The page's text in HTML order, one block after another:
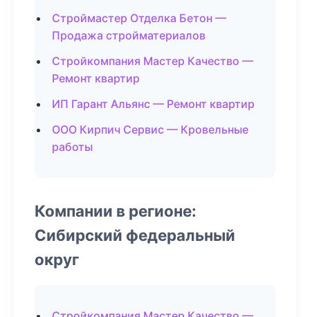
Строймастер Отделка Бетон —
Продажа стройматериалов
Стройкомпания Мастер Качество —
Ремонт квартир
ИП Гарант Альянс — Ремонт квартир
ООО Кирпич Сервис — Кровельные
работы
Компании в регионе:
Сибирский федеральный
округ